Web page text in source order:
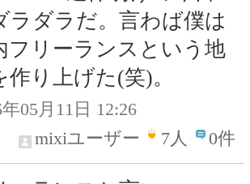
ラダラだ。言わば僕は
フリーランスという地
作り上げた(笑)。
年05月11日 12:26
mixiユーザー
7人 0件